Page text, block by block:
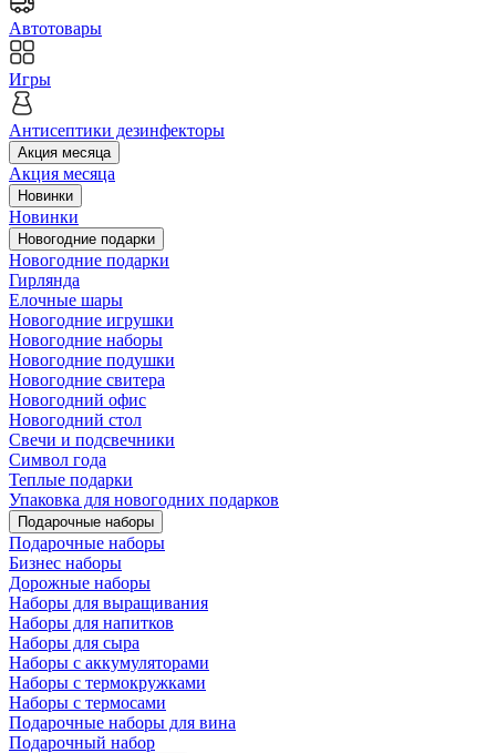
Автотовары
Игры
Антисептики дезинфекторы
Акция месяца
Акция месяца
Новинки
Новинки
Новогодние подарки
Новогодние подарки
Гирлянда
Елочные шары
Новогодние игрушки
Новогодние наборы
Новогодние подушки
Новогодние свитера
Новогодний офис
Новогодний стол
Свечи и подсвечники
Символ года
Теплые подарки
Упаковка для новогодних подарков
Подарочные наборы
Подарочные наборы
Бизнес наборы
Дорожные наборы
Наборы для выращивания
Наборы для напитков
Наборы для сыра
Наборы с аккумуляторами
Наборы с термокружками
Наборы с термосами
Подарочные наборы для вина
Подарочный набор